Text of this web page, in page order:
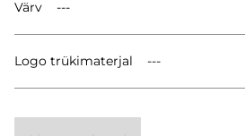
Värv
Logo trükimaterjal